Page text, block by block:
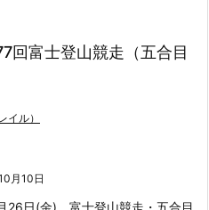
回富士登山競走（五合目
イル）
月10日
26日(金)、富士登山競走・五合目